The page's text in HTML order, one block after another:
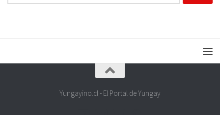
Yungayino.cl - El Portal de Yungay